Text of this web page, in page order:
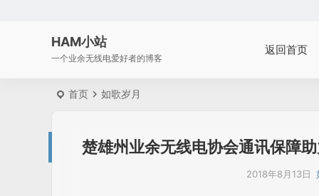
HAM小站
一个业余无线电爱好者的博客
返回首页
首页 如歌岁月
楚雄州业余无线电协会通讯保障
2018年8月13日